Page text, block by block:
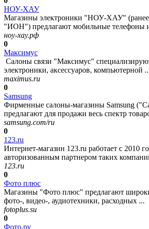
НОУ-ХАУ
Магазины электроники "НОУ-ХАУ" (ранее
"ИОН") предлагают мобильные телефоны
ноу-хау.рф
0
Максимус
Салоны связи "Максимус"
электроники, аксессуаров, компьютерной
maximus.ru
0
Samsung
Фирменные салоны-магазины Samsung
предлагают для продажи весь спектр
samsung.com/ru
0
123.ru
Интернет-магазин 123.ru работает с 2010
авторизованным партнером таких
123.ru
0
Фото плюс
Магазины "Фото плюс" предлагают
фото-, видео-, аудиотехники, расходных ...
fotoplus.su
0
Фото.ру